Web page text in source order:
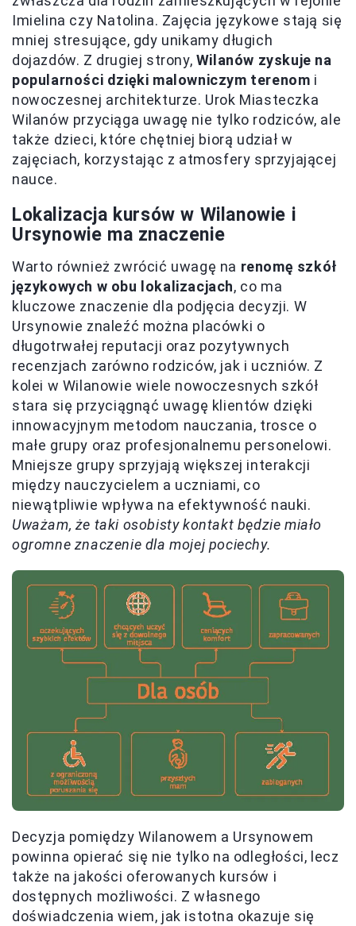
Imielina czy Natolina. Zajęcia językowe stają się
mniej stresujące, gdy unikamy długich
dojazdów. Z drugiej strony, Wilanów zyskuje na
popularności dzięki malowniczym terenom i
nowoczesnej architekturze. Urok Miasteczka
Wilanów przyciąga uwagę nie tylko rodziców, ale
także dzieci, które chętniej biorą udział w
zajęciach, korzystając z atmosfery sprzyjającej
nauce.
Lokalizacja kursów w Wilanowie i
Ursynowie ma znaczenie
Warto również zwrócić uwagę na renomę szkół
językowych w obu lokalizacjach, co ma
kluczowe znaczenie dla podjęcia decyzji. W
Ursynowie znaleźć można placówki o
długotrwałej reputacji oraz pozytywnych
recenzjach zarówno rodziców, jak i uczniów. Z
kolei w Wilanowie wiele nowoczesnych szkół
stara się przyciągnąć uwagę klientów dzięki
innowacyjnym metodom nauczania, trosce o
małe grupy oraz profesjonalnemu personelowi.
Mniejsze grupy sprzyjają większej interakcji
między nauczycielem a uczniami, co
niewątpliwie wpływa na efektywność nauki.
Uważam, że taki osobisty kontakt będzie miało
ogromne znaczenie dla mojej pociechy.
Decyzja pomiędzy Wilanowem a Ursynowem
powinna opierać się nie tylko na odległości, lecz
także na jakości oferowanych kursów i
dostępnych możliwości. Z własnego
doświadczenia wiem, jak istotna okazuje się